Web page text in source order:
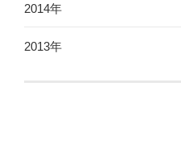
2014年
2013年